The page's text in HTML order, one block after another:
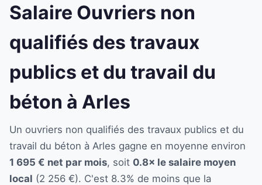
Salaire Ouvriers non
qualifiés des travaux
publics et du travail du
béton à Arles
Un ouvriers non qualifiés des travaux publics et du
travail du béton à Arles gagne en moyenne environ
1 695 € net par mois, soit 0.8× le salaire moyen
local (2 256 €). C'est 8.3% de moins que la